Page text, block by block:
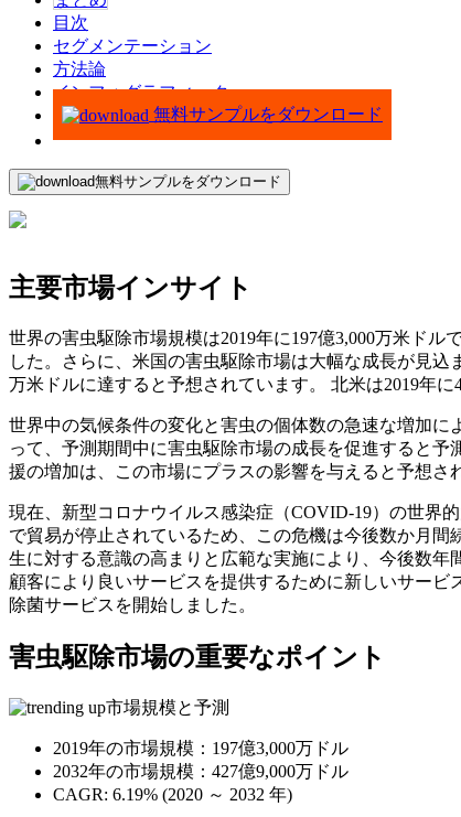
目次
セグメンテーション
方法論
インフォグラフィック
無料サンプルをダウンロード
無料サンプルをダウンロード
主要市場インサイト
世界の害虫駆除市場規模は2019年に197億3,000万米ド
した。さらに、米国の害虫駆除市場は大幅な成長が見
万米ドルに達すると予想されています。 北米は2019年
世界中の気候条件の変化と害虫の個体数の急速な増加
って、予測期間中に害虫駆除市場の成長を促進すると
援の増加は、この市場にプラスの影響を与えると予想さ
現在、新型コロナウイルス感染症（COVID-19）の世界
で貿易が停止されているため、この危機は今後数か月
生に対する意識の高まりと広範な実施により、今後数年
顧客により良いサービスを提供するために新しいサービ
除菌サービスを開始しました。
害虫駆除市場の重要なポイント
市場規模と予測
2019年の市場規模：197億3,000万ドル
2032年の市場規模：427億9,000万ドル
CAGR: 6.19% (2020 ～ 2032 年)